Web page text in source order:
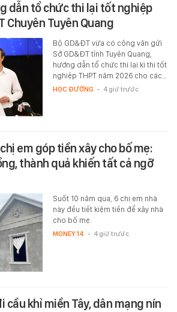
dẫn tổ chức thi lại tốt nghiệp
Chuyên Tuyên Quang
Bộ GD&ĐT vừa có công văn gửi
Sở GD&ĐT tỉnh Tuyên Quang,
hướng dẫn tổ chức thi lại kì thi tốt
nghiệp THPT năm 2026 cho các…
HỌC ĐƯỜNG - 4 giờ trước
em góp tiền xây cho bố mẹ:
thành quả khiến tất cả ngỡ
Suốt 10 năm qua, 6 chị em nhà
này đều tiết kiệm tiền để xây nhà
cho bố mẹ.
MONEY.14 - 4 giờ trước
cầu khỉ miền Tây, dân mạng nín